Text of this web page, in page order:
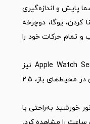
پایش و اندازه‌گیری
یوگا، دوچرخه
و تمام حرکات خود را
صفحه نمایش همیشه روشن Apple Watch Series 6 نیز
نسبت به نسل‌های قبل، در زمان ورزش در محیط‌های باز، ۲.۵
خورشید به‌راحتی با